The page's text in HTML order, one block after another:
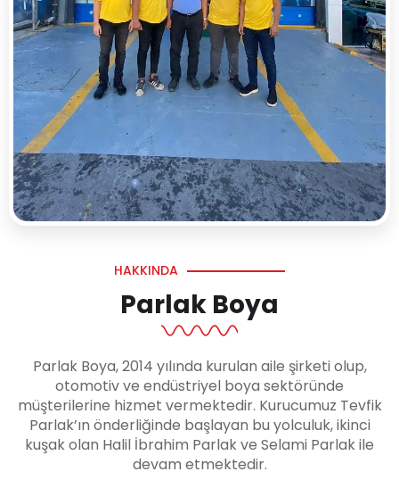
HAKKINDA
Parlak Boya
Parlak Boya, 2014 yılında kurulan aile şirketi olup,
otomotiv ve endüstriyel boya sektöründe
müşterilerine hizmet vermektedir. Kurucumuz Tevfik
Parlak’ın önderliğinde başlayan bu yolculuk, ikinci
kuşak olan Halil İbrahim Parlak ve Selami Parlak ile
devam etmektedir.